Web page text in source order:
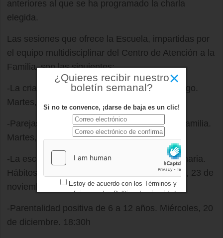
anteriores al que se ha programado la charla
elegida.
Las sesiones que ofrece la Escuela, impartidas por
el equipo multidisciplinar del Centro de Atención a la
Familia, son las siguientes:
-La crianza de 0 a 3 años. El vínculo y el apego.
Martes, 3 de octubre. 18:30h
-Parejas saludables I. La construcción de la familia.
Martes, 24 de octubre. 18:30h
-La escolarización de hijos en educación primaria.
Hábitos y dificultades de aprendizaje. Jueves, 23 de
noviembre. 18:00h
-Parentalidad positiva de 6 a 12 años. Miércoles, 20
de diciembre. 18:30h
×
¿Quieres recibir nuestro
boletín semanal?
Si no te convence, ¡darse de baja es un clic!
Estoy de acuerdo con los Términos y
condicionesy losPolítica de privacidad